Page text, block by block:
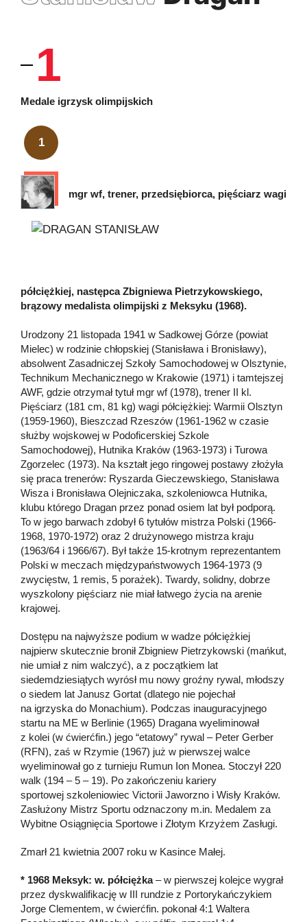
1
Medale igrzysk olimpijskich
1
mgr wf, trener, przedsiębiorca, pięściarz wagi
półciężkiej, następca Zbigniewa Pietrzykowskiego,
brązowy medalista olimpijski z Meksyku (1968).
Urodzony 21 listopada 1941 w Sadkowej Górze (powiat
Mielec) w rodzinie chłopskiej (Stanisława i Bronisławy),
absolwent Zasadniczej Szkoły Samochodowej w Olsztynie,
Technikum Mechanicznego w Krakowie (1971) i tamtejszej
AWF, gdzie otrzymał tytuł mgr wf (1978), trener II kl.
Pięściarz (181 cm, 81 kg) wagi półciężkiej: Warmii Olsztyn
(1959-1960), Bieszczad Rzeszów (1961-1962 w czasie
służby wojskowej w Podoficerskiej Szkole
Samochodowej), Hutnika Kraków (1963-1973) i Turowa
Zgorzelec (1973). Na kształt jego ringowej postawy złożyła
się praca trenerów: Ryszarda Gieczewskiego, Stanisława
Wisza i Bronisława Olejniczaka, szkoleniowca Hutnika,
klubu którego Dragan przez ponad osiem lat był podporą.
To w jego barwach zdobył 6 tytułów mistrza Polski (1966-
1968, 1970-1972) oraz 2 drużynowego mistrza kraju
(1963/64 i 1966/67). Był także 15-krotnym reprezentantem
Polski w meczach międzypaństwowych 1964-1973 (9
zwycięstw, 1 remis, 5 porażek). Twardy, solidny, dobrze
wyszkolony pięściarz nie miał łatwego życia na arenie
krajowej.
Dostępu na najwyższe podium w wadze półciężkiej
najpierw skutecznie bronił Zbigniew Pietrzykowski (mańkut,
nie umiał z nim walczyć), a z początkiem lat
siedemdziesiątych wyrósł mu nowy groźny rywal, młodszy
o siedem lat Janusz Gortat (dlatego nie pojechał
na igrzyska do Monachium). Podczas inauguracyjnego
startu na ME w Berlinie (1965) Dragana wyeliminował
z kolei (w ćwierćfin.) jego “etatowy” rywal – Peter Gerber
(RFN), zaś w Rzymie (1967) już w pierwszej walce
wyeliminował go z turnieju Rumun Ion Monea. Stoczył 220
walk (194 – 5 – 19). Po zakończeniu kariery
sportowej szkoleniowiec Victorii Jaworzno i Wisły Kraków.
Zasłużony Mistrz Sportu odznaczony m.in. Medalem za
Wybitne Osiągnięcia Sportowe i Złotym Krzyżem Zasługi.
Zmarł 21 kwietnia 2007 roku w Kasince Małej.
* 1968 Meksyk: w. półciężka– w pierwszej kolejce wygrał
przez dyskwalifikację w III rundzie z Portorykańczykiem
Jorge Clementem, w ćwierćfin. pokonał 4:1 Waltera